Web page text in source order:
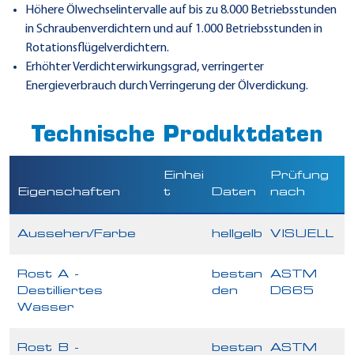
Höhere Ölwechselintervalle auf bis zu 8.000 Betriebsstunden
in Schraubenverdichtern und auf 1.000 Betriebsstunden in
Rotationsflügelverdichtern.
Erhöhter Verdichterwirkungsgrad, verringerter
Energieverbrauch durch Verringerung der Ölverdickung.
Technische Produktdaten
Eigenschaften
Einhei
t
Daten
Prüfung
nach
Aussehen/Farbe hellgelb VISUELL
Rost A -
Destilliertes
Wasser
bestan
den
ASTM
D665
Rost B -
bestan
ASTM